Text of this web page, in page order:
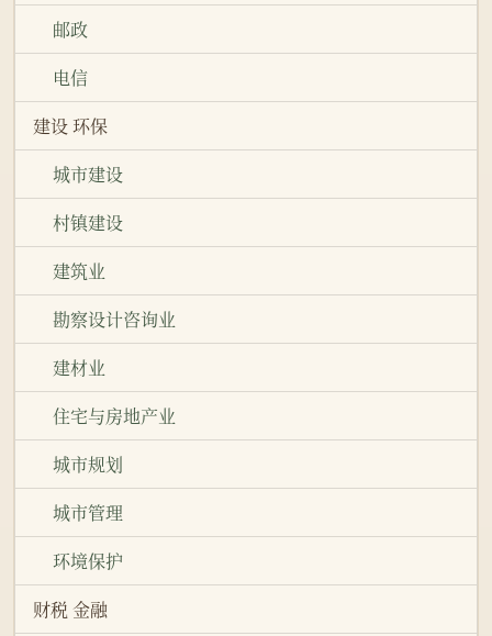
邮政
电信
建设 环保
城市建设
村镇建设
建筑业
勘察设计咨询业
建材业
住宅与房地产业
城市规划
城市管理
环境保护
财税 金融